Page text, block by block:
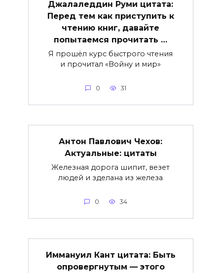
Джалаледдин Руми цитата:
Перед тем как приступить к
чтению книг, давайте
попытаемся прочитать …
Я прошёл курс быстрого чтения
и прочитал «Войну и мир»
0 31
Антон Павлович Чехов:
Актуальные: цитаты
Железная дорога шипит, везет
людей и зделана из железа
0 34
Иммануил Кант цитата: Быть
опровергнутым — этого